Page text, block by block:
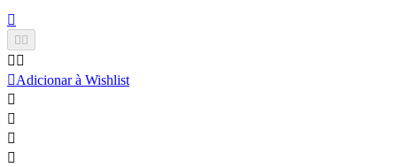

 
 
Adicionar à Wishlist



